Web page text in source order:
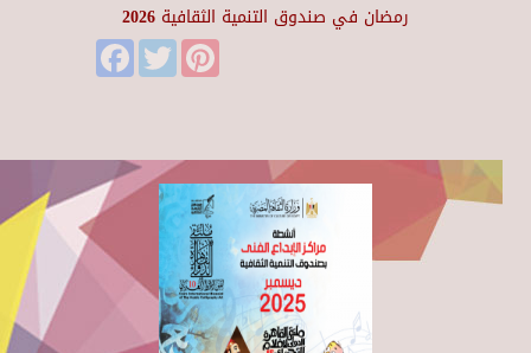
رمضان في صندوق التنمية الثقافية 2026
FacebookTwitter